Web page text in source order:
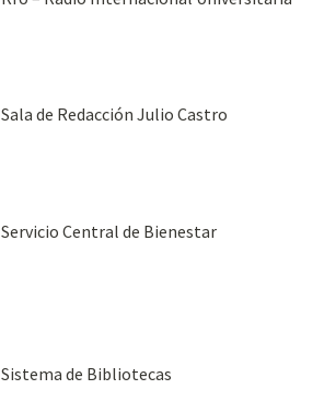
Sala de Redacción Julio Castro
Servicio Central de Bienestar
Sistema de Bibliotecas